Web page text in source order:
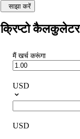
साझा करें
क्रिप्टो कैलकुलेटर
मैं खर्च करूंगा
USD
USD